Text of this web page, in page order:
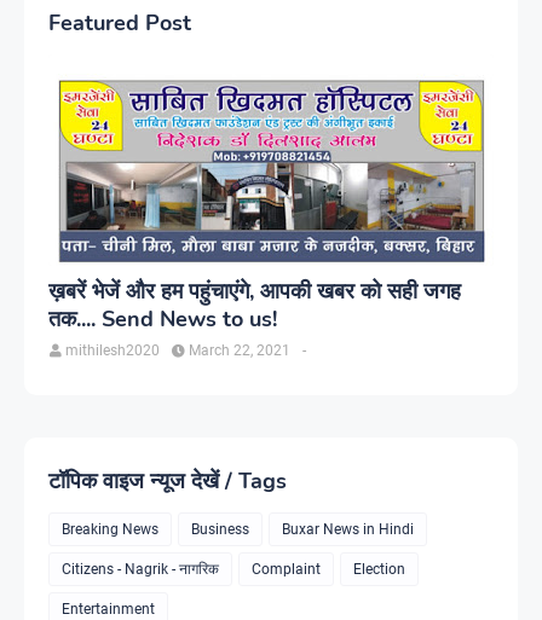
Featured Post
ख़बरें भेजें और हम पहुंचाएंगे, आपकी खबर को सही जगह
तक.... Send News to us!
mithilesh2020 -
March 22, 2021
टॉपिक वाइज न्यूज देखें / Tags
Breaking News Business Buxar News in Hindi
Citizens - Nagrik - नागरिक Complaint Election
Entertainment